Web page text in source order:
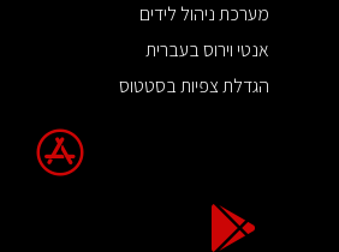
מערכת ניהול לידים
אנטי וירוס בעברית
הגדלת צפיות בסטטוס